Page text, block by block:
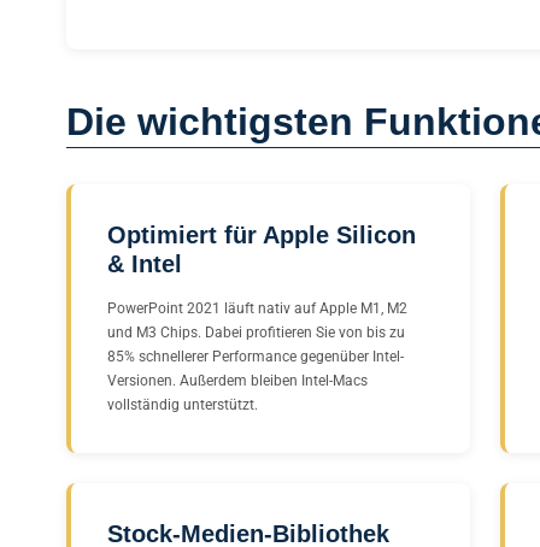
Die wichtigsten
Optimiert für Apple Silicon
& Intel
PowerPoint 2021 läuft nativ auf Apple M1, M2
und M3 Chips. Dabei profitieren Sie von bis zu
85% schnellerer Performance gegenüber Intel-
Versionen. Außerdem bleiben Intel-Macs
vollständig unterstützt.
Stock-Medien-Bibliothek